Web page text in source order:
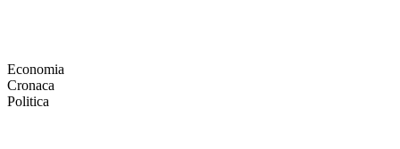
Economia
Cronaca
Politica